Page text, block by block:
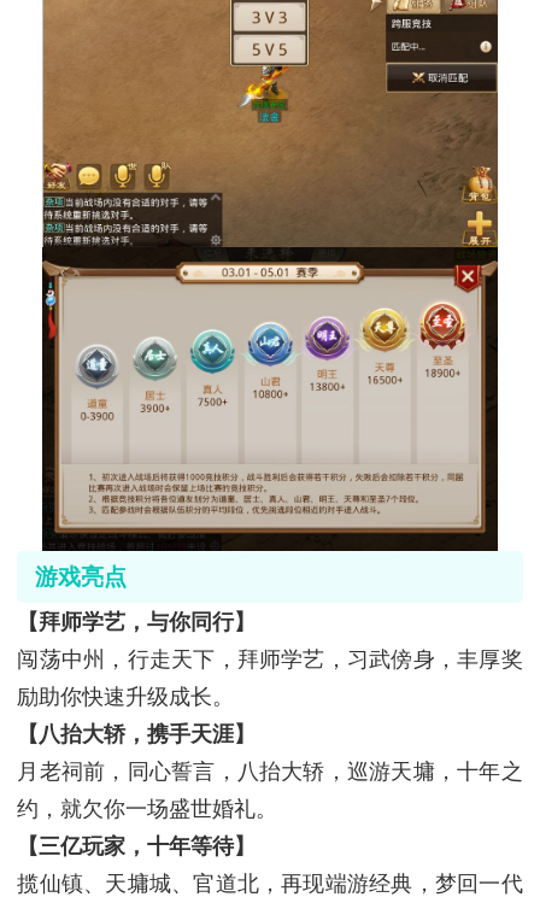
游戏亮点
【拜师学艺，与你同行】
闯荡中州，行走天下，拜师学艺，习武傍身，丰厚奖
励助你快速升级成长。
【八抬大轿，携手天涯】
月老祠前，同心誓言，八抬大轿，巡游天墉，十年之
约，就欠你一场盛世婚礼。
【三亿玩家，十年等待】
揽仙镇、天墉城、官道北，再现端游经典，梦回一代